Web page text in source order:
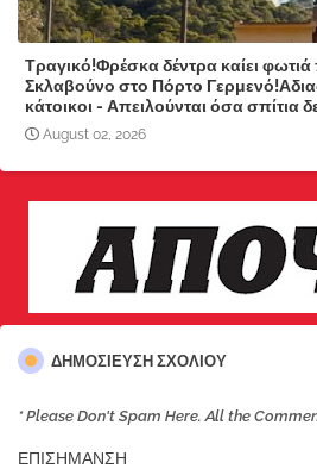
Τραγικό!Φρέσκα δέντρα καίει
Σκλαβούνο στο Πόρτο
κάτοικοι - Απειλούνται όσα σπίτια
August 02, 2026
ΔΗΜΟΣΊΕΥΣΗ ΣΧΟΛΊΟΥ
* Please Don't Spam Here. All the
ΕΠΙΣΗΜΑΝΣΗ